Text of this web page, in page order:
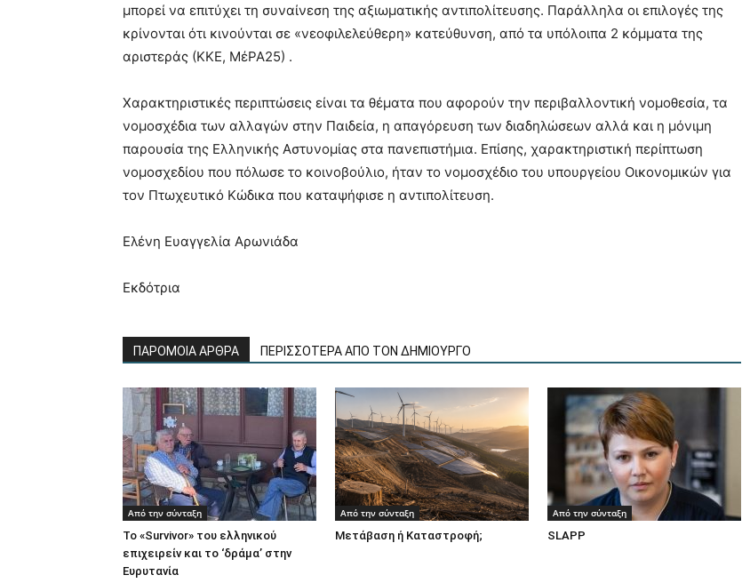
μπορεί να επιτύχει τη συναίνεση της αξιωματικής αντιπολίτευσης. Παράλληλα οι επιλογές της
κρίνονται ότι κινούνται σε «νεοφιλελεύθερη» κατεύθυνση, από τα υπόλοιπα 2 κόμματα της
αριστεράς (ΚΚΕ, ΜέΡΑ25) .
Χαρακτηριστικές περιπτώσεις είναι τα θέματα που αφορούν την περιβαλλοντική νομοθεσία, τα
νομοσχέδια των αλλαγών στην Παιδεία, η απαγόρευση των διαδηλώσεων αλλά και η μόνιμη
παρουσία της Ελληνικής Αστυνομίας στα πανεπιστήμια. Επίσης, χαρακτηριστική περίπτωση
νομοσχεδίου που πόλωσε το κοινοβούλιο, ήταν το νομοσχέδιο του υπουργείου Οικονομικών για
τον Πτωχευτικό Κώδικα που καταψήφισε η αντιπολίτευση.
Ελένη Ευαγγελία Αρωνιάδα
Εκδότρια
ΠΑΡΟΜΟΙΑ ΑΡΘΡΑ ΠΕΡΙΣΣΟΤΕΡΑ ΑΠΟ ΤΟΝ ΔΗΜΙΟΥΡΓΟ
Από την σύνταξη
Το «Survivor» του ελληνικού
επιχειρείν και το ‘δράμα’ στην
Ευρυτανία
Από την σύνταξη
Μετάβαση ή Καταστροφή;
Από την σύνταξη
SLAPP